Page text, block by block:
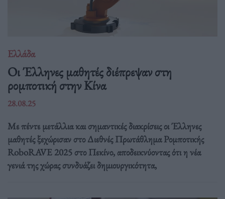
Ελλάδα
Οι Έλληνες μαθητές διέπρεψαν στη
ρομποτική στην Κίνα
28.08.25
Με πέντε μετάλλια και σημαντικές διακρίσεις οι Έλληνες
μαθητές ξεχώρισαν στο Διεθνές Πρωτάθλημα Ρομποτικής
RoboRAVE 2025 στο Πεκίνο, αποδεικνύοντας ότι η νέα
γενιά της χώρας συνδυάζει δημιουργικότητα,